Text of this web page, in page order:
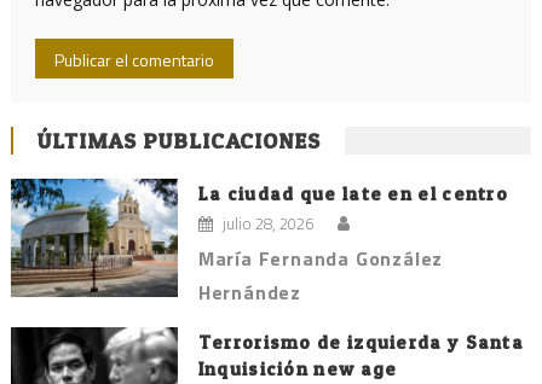
ÚLTIMAS PUBLICACIONES
La ciudad que late en el centro
julio 28, 2026
María Fernanda González
Hernández
Terrorismo de izquierda y Santa
Inquisición new age